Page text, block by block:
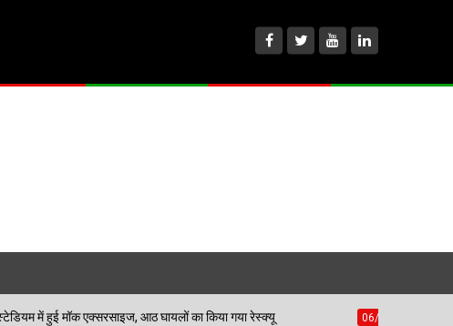
के लिए शहीद भगत सिंह स्टेडियम में हुई मॉक एक्सरसाइज, आठ घायलों का किया गया रेस्क्यू